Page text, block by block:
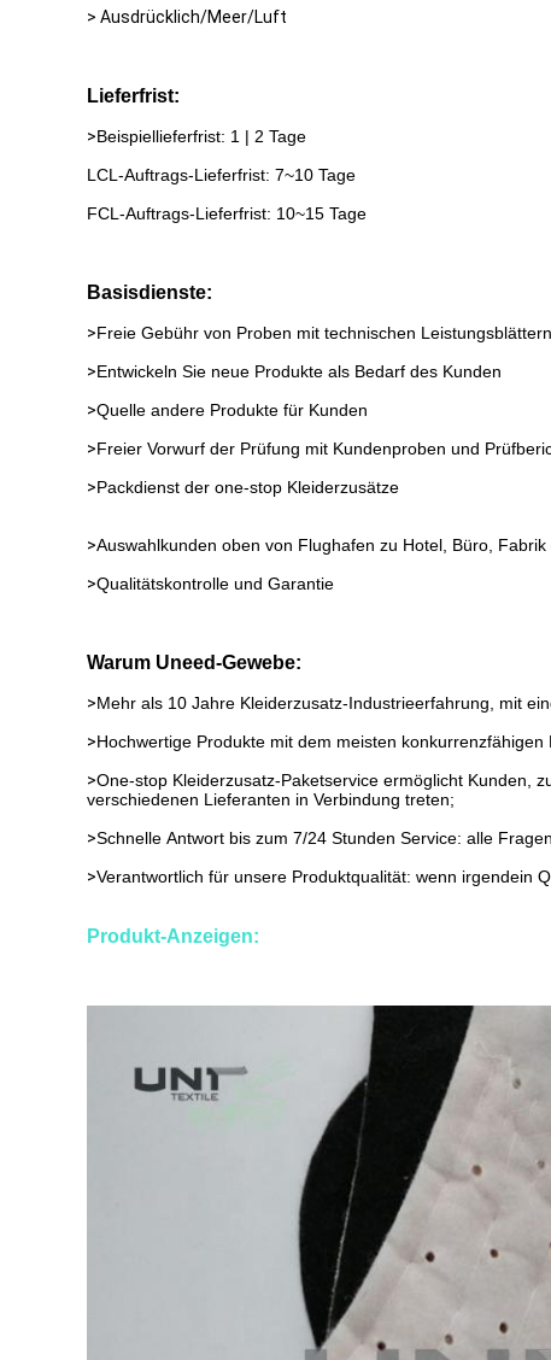
> Ausdrücklich/Meer/Luft
Lieferfrist:
>Beispiellieferfrist: 1 | 2 Tage
LCL-Auftrags-Lieferfrist: 7~10 Tage
FCL-Auftrags-Lieferfrist: 10~15 Tage
Basisdienste:
>Freie Gebühr von Proben mit technischen Leistungsblättern
>Entwickeln Sie neue Produkte als Bedarf des Kunden
>Quelle andere Produkte für Kunden
>Freier Vorwurf der Prüfung mit Kundenproben und
>Packdienst der one-stop Kleiderzusätze
>Auswahlkunden oben von Flughafen zu Hotel, Büro,
>Qualitätskontrolle und Garantie
Warum Uneed-Gewebe:
>Mehr als 10 Jahre Kleiderzusatz-Industrieerfahrung, mit
>Hochwertige Produkte mit dem meisten
>One-stop Kleiderzusatz-Paketservice ermöglicht Kunden,
verschiedenen Lieferanten in Verbindung treten;
>Schnelle Antwort bis zum 7/24 Stunden Service: alle
>Verantwortlich für unsere Produktqualität: wenn irgendein
Produkt-Anzeigen: